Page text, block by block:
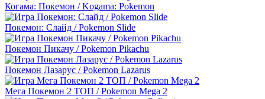
Когама: Покемон / Kogama: Pokemon
Покемон: Слайд / Pokemon Slide
Покемон Пикачу / Pokemon Pikachu
Покемон Лазарус / Pokemon Lazarus
Мега Покемон 2 ТОП / Pokemon Mega 2